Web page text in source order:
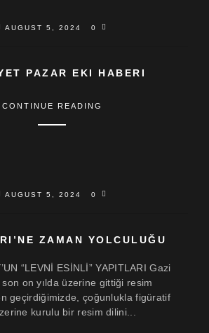
AUGUST 5, 2024 0
PAZAR EKI HABERI
CONTINUE READING
AUGUST 5, 2024 0
ZAMAN YOLCULUĞU
“LEVNİ ESİNLİ” YAPITLARI Gazi
son on yılda üzerine gittiği resim
geçirdiğimizde, çoğunlukla figüratif
kurulu bir resim dilini...